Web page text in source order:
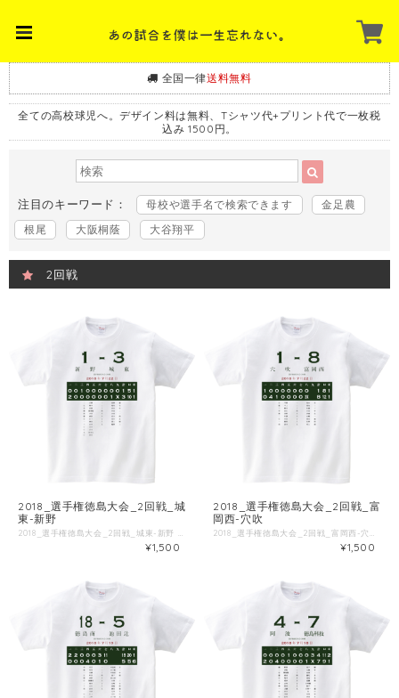
全国一律送料無料
全ての高校球児へ。デザイン料は無料、Tシャツ代+プリント代で一枚税
込み 1500円。
注目のキーワード： 母校や選手名で検索できます
金足農
根尾
大阪桐蔭 大谷翔平
2回戦
2018_選手権徳島大会_2回戦_城
東-新野
¥1,500
2018_選手権徳島大会_2回戦_富
岡西-穴吹
¥1,500